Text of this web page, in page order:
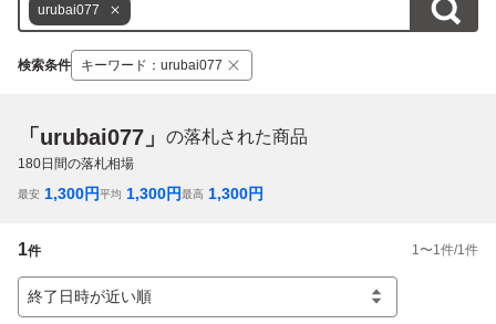
urubai077
検索条件 キーワード ： urubai077
「urubai077」 の落札された商品
180日間の落札相場
最安 1,300円平均 1,300円最高 1,300円
1件 1 〜1 件/1 件
終了日時が近い順